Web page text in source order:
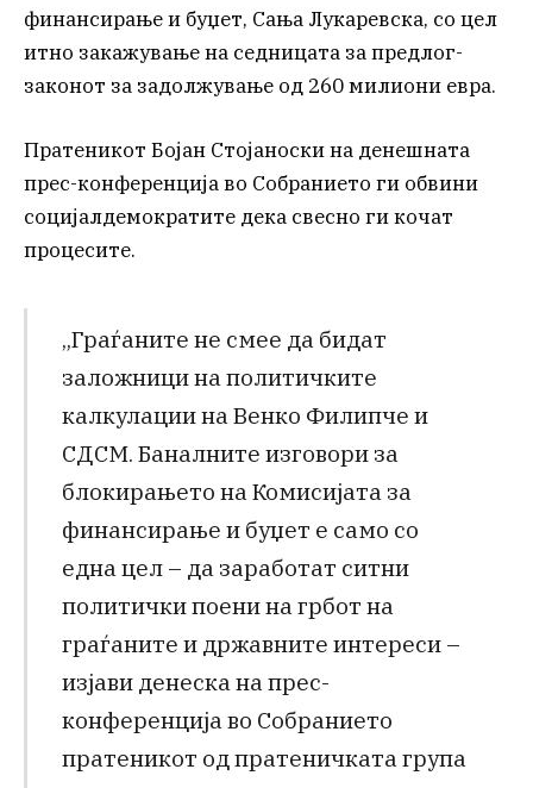
финансирање и буџет, Сања Лукаревска, со цел
итно закажување на седницата за предлог-
законот за задолжување од 260 милиони евра.
Пратеникот Бојан Стојаноски на денешната
прес-конференција во Собранието ги обвини
социјалдемократите дека свесно ги кочат
процесите.
„Граѓаните не смее да бидат
заложници на политичките
калкулации на Венко Филипче и
СДСМ. Баналните изговори за
блокирањето на Комисијата за
финансирање и буџет е само со
една цел – да заработат ситни
политички поени на грбот на
граѓаните и државните интереси –
изјави денеска на прес-
конференција во Собранието
пратеникот од пратеничката група